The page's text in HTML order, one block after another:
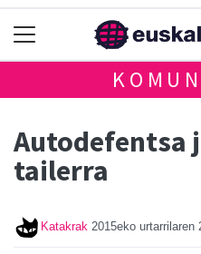
Autodefentsa
tailerra
Katakrak 2015eko urtarrilaren